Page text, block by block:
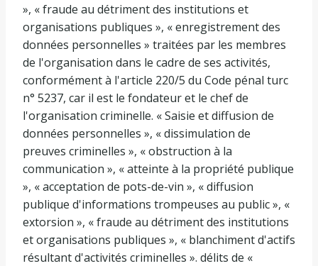
», « fraude au détriment des institutions et
organisations publiques », « enregistrement des
données personnelles » traitées par les membres
de l'organisation dans le cadre de ses activités,
conformément à l'article 220/5 du Code pénal turc
n° 5237, car il est le fondateur et le chef de
l'organisation criminelle. « Saisie et diffusion de
données personnelles », « dissimulation de
preuves criminelles », « obstruction à la
communication », « atteinte à la propriété publique
», « acceptation de pots-de-vin », « diffusion
publique d'informations trompeuses au public », «
extorsion », « fraude au détriment des institutions
et organisations publiques », « blanchiment d'actifs
résultant d'activités criminelles ». délits de «